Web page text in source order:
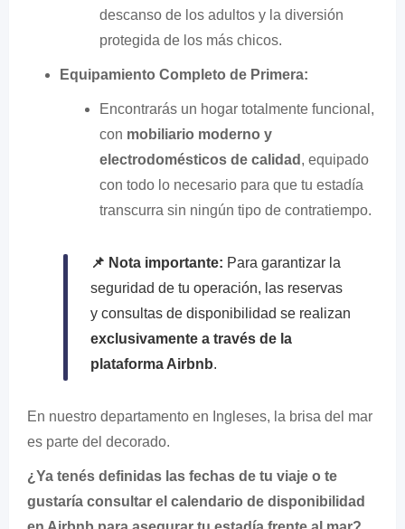
descanso de los adultos y la diversión
protegida de los más chicos.
Equipamiento Completo de Primera:
Encontrarás un hogar totalmente funcional,
con mobiliario moderno y
electrodomésticos de calidad , equipado
con todo lo necesario para que tu estadía
transcurra sin ningún tipo de contratiempo.
📌 Nota importante: Para garantizar la
seguridad de tu operación, las reservas
y consultas de disponibilidad se realizan
exclusivamente a través de la
plataforma Airbnb.
En nuestro departamento en Ingleses, la brisa del mar
es parte del decorado.
¿Ya tenés definidas las fechas de tu viaje o te
gustaría consultar el calendario de disponibilidad